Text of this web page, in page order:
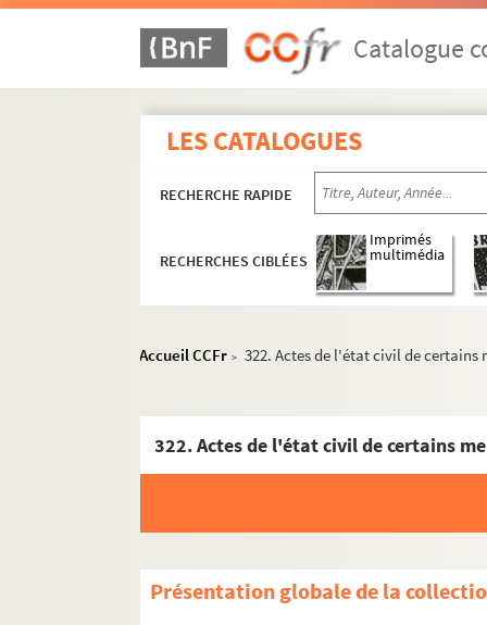
Catalogue
LES CATALOGUES
RECHERCHE RAPIDE
RECHERCHES CIBLÉES
Imprimés
multimédia
Accueil CCFr > 322. Actes de l'état civil de certains
Présentation globale de la
302. Vers inédits de M. Paillet de Plombières
304. Documents divers. Naturalisation.
305. Ordres d'arrestation
309. Justice militaire